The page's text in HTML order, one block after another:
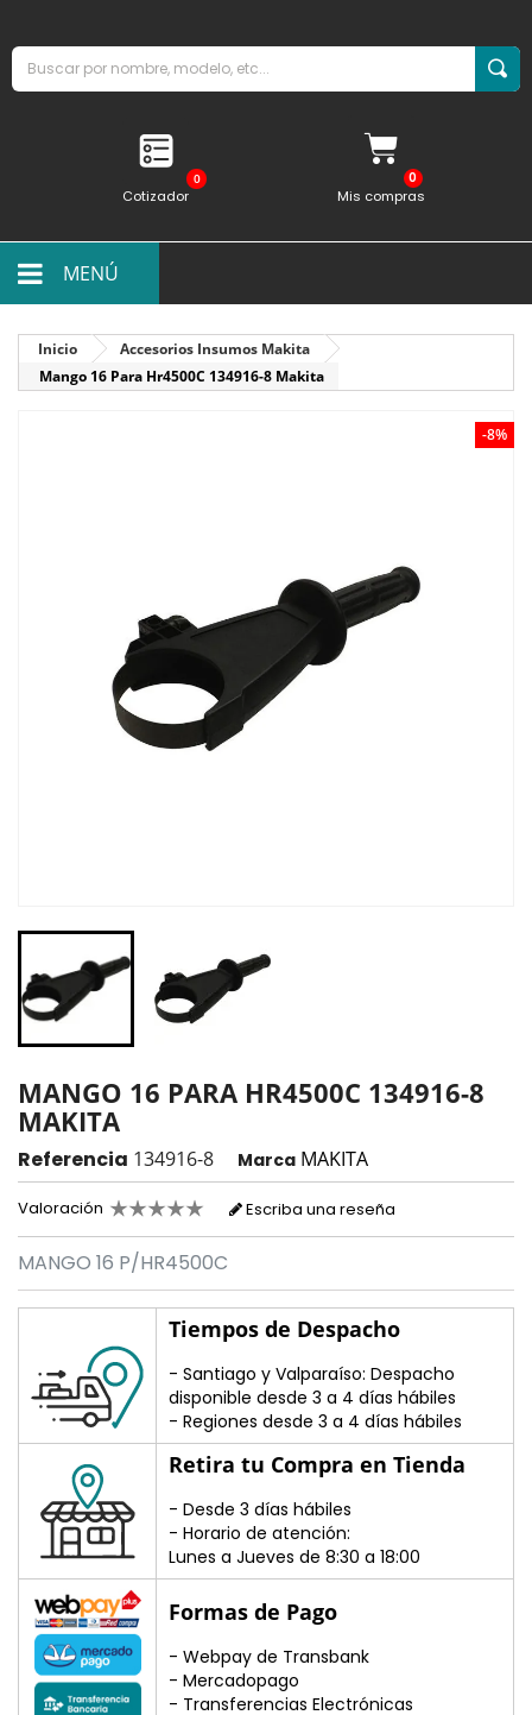
0
Cotizador Mis compras
MENÚ
Inicio
Accesorios Insumos Makita
Mango 16 Para Hr4500C 134916-8 Makita
-8%
MANGO 16 PARA HR4500C 134916-8
MAKITA
Referencia 134916-8 Marca MAKITA
Valoración Escriba una reseña
MANGO 16 P/HR4500C
Tiempos de Despacho
- Santiago y Valparaíso: Despacho
disponible desde 3 a 4 días hábiles
- Regiones desde 3 a 4 días hábiles
Retira tu Compra en Tienda
- Desde 3 días hábiles
- Horario de atención:
Lunes a Jueves de 8:30 a 18:00
Formas de Pago
- Webpay de Transbank
- Mercadopago
- Transferencias Electrónicas